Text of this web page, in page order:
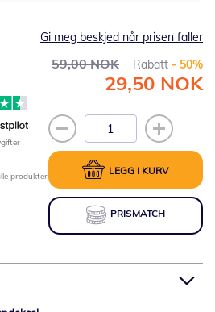
59,00 NOK Rabatt - 50%
Spesialpris29,50 NOK
Gi meg beskjed når prisen faller
LEGG I KURV
PRISMATCH
produkter